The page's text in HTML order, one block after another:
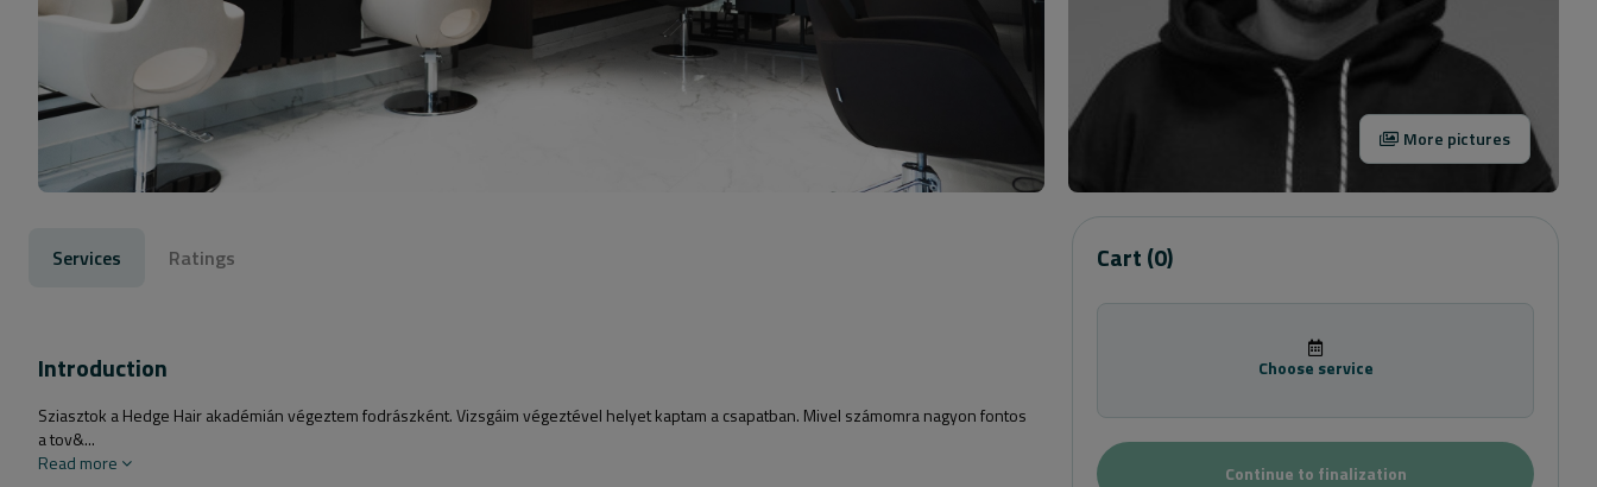
More pictures
Services Ratings
Introduction
Sziasztok a Hedge Hair akadémián végeztem fodrászként. Vizsgáim végeztével helyet kaptam a csapatban. Mivel számomra nagyon fontos
a tov&...
Read more
Cart(0)
Choose service
Continue to finalization